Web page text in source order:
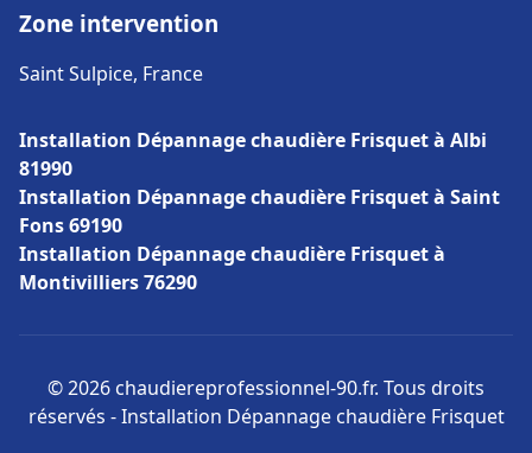
Zone intervention
Saint Sulpice, France
Installation Dépannage chaudière Frisquet à Albi
81990
Installation Dépannage chaudière Frisquet à Saint
Fons 69190
Installation Dépannage chaudière Frisquet à
Montivilliers 76290
© 2026 chaudiereprofessionnel-90.fr. Tous droits
réservés - Installation Dépannage chaudière Frisquet